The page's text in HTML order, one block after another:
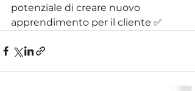
potenziale di creare nuovo
apprendimento per il cliente ✅